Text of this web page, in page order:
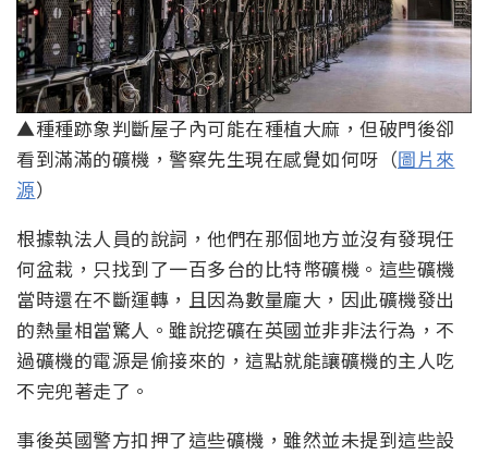
▲種種跡象判斷屋子內可能在種植大麻，但破門後卻
看到滿滿的礦機，警察先生現在感覺如何呀（圖片來
源）
根據執法人員的說詞，他們在那個地方並沒有發現任
何盆栽，只找到了一百多台的比特幣礦機。這些礦機
當時還在不斷運轉，且因為數量龐大，因此礦機發出
的熱量相當驚人。雖說挖礦在英國並非非法行為，不
過礦機的電源是偷接來的，這點就能讓礦機的主人吃
不完兜著走了。
事後英國警方扣押了這些礦機，雖然並未提到這些設